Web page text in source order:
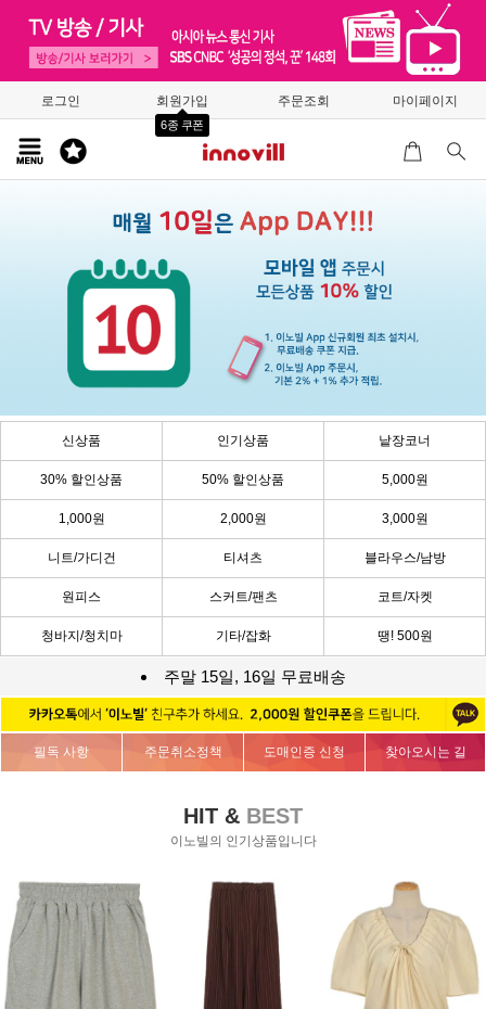
로그인 회원가입
6종 쿠폰
주문조회 마이페이지
신상품 인기상품 낱장코너
30% 할인상품 50% 할인상품 5,000원
1,000원 2,000원 3,000원
니트/가디건 티셔츠 블라우스/남방
원피스 스커트/팬츠 코트/자켓
청바지/청치마 기타/잡화 땡! 500원
주말 15일, 16일 무료배송
필독 사항 주문취소정책 도매인증 신청 찾아오시는 길
HIT & BEST
이노빌의 인기상품입니다